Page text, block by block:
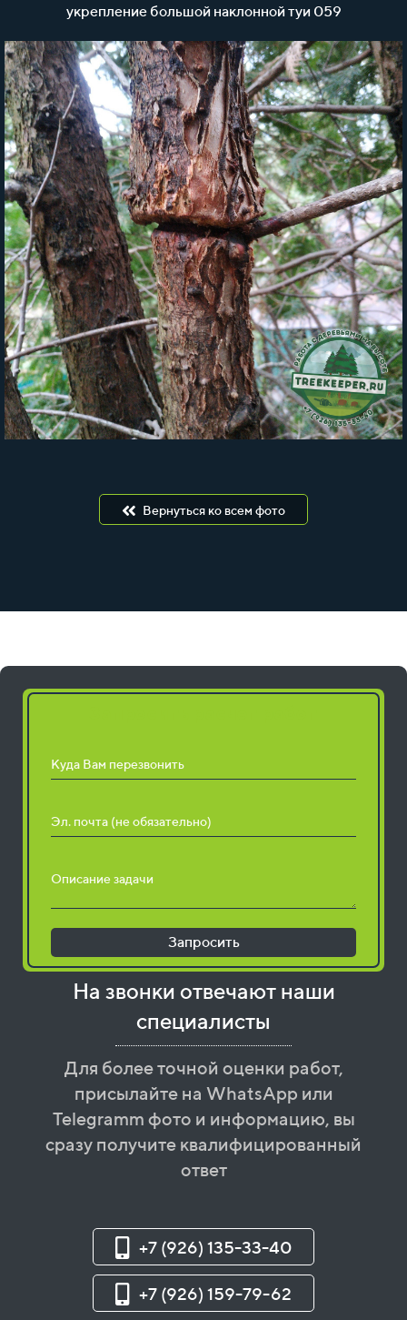
укрепление большой наклонной туи 059
Вернуться ко всем фото
Куда Вам перезвонить
Эл. почта (не обязательно)
Описание задачи
Запросить
На звонки отвечают наши
специалисты
Для более точной оценки работ,
присылайте на WhatsApp или
Telegramm фото и информацию, вы
сразу получите квалифицированный
ответ
+7 (926) 135-33-40
+7 (926) 159-79-62